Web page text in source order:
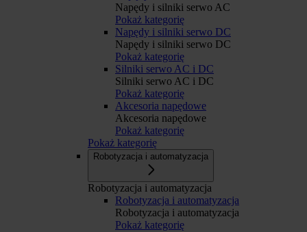
Napędy i silniki serwo AC
Pokaż kategorię
Napędy i silniki serwo DC
Napędy i silniki serwo DC
Pokaż kategorię
Silniki serwo AC i DC
Silniki serwo AC i DC
Pokaż kategorię
Akcesoria napędowe
Akcesoria napędowe
Pokaż kategorię
Pokaż kategorię
Robotyzacja i automatyzacja
Robotyzacja i automatyzacja
Robotyzacja i automatyzacja
Robotyzacja i automatyzacja
Pokaż kategorię